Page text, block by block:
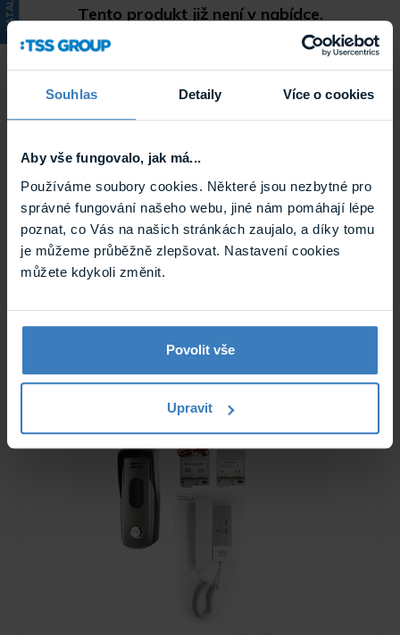
Souhlas Detaily Více o cookies
Aby vše fungovalo, jak má...
Používáme soubory cookies. Některé jsou nezbytné pro
správné fungování našeho webu, jiné nám pomáhají lépe
poznat, co Vás na našich stránkách zaujalo, a díky tomu
je můžeme průběžně zlepšovat. Nastavení cookies
můžete kdykoli změnit.
Povolit vše
Upravit
Tento produkt již není v nabídce.
Archiv
Uživatelsky jednoduchý audio handsfree telefon v provedení
bílý plast. Samozřejmostí je nezávislé ...
Není skladem
eTEL 5
Archiv